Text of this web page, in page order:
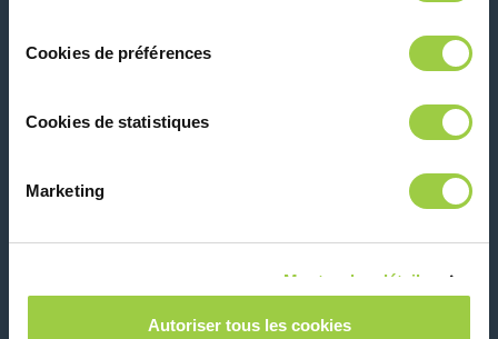
Cookies de préférences
Cookies de statistiques
Marketing
Montrer les détails
Autoriser tous les cookies